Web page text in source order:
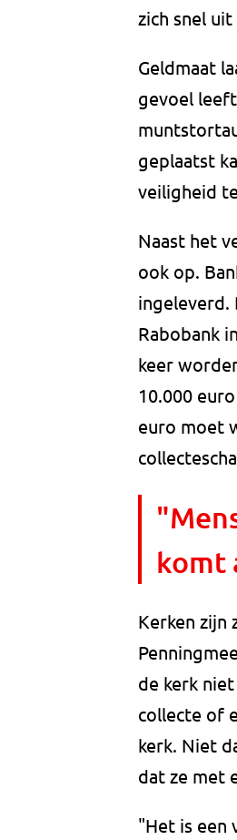
zich snel
Geldmaat
gevoel
geplaatst
veiligheid
Naast het
ook op.
ingeleverd.
Rabobank
keer
10.000
euro moet
komt
Kerken zijn
de kerk
collecte of
kerk. Niet
dat ze met
"Het is een